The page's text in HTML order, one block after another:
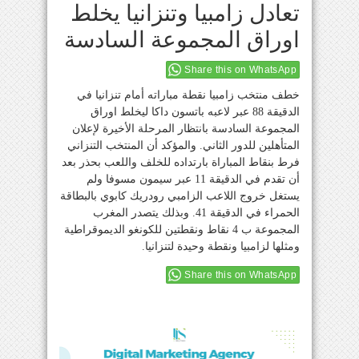
تعادل زامبيا وتنزانيا يخلط
اوراق المجموعة السادسة
Share this on WhatsApp
خطف منتخب زامبيا نقطة مباراته أمام تنزانيا في
الدقيقة 88 عبر لاعبه باتسون داكا ليخلط اوراق
المجموعة السادسة بانتظار المرحلة الأخيرة لإعلان
المتأهلين للدور الثاني. والمؤكد أن المنتخب التنزاني
فرط بنقاط المباراة بارتداده للخلف واللعب بحذر بعد
أن تقدم في الدقيقة 11 عبر سيمون مسوفا ولم
يستغل خروج اللاعب الزامبي رودريك كابوي بالبطاقة
الحمراء في الدقيقة 41. وبذلك يتصدر المغرب
المجموعة ب 4 نقاط ونقطتين للكونغو الديموقراطية
ومثلها لزامبيا ونقطة وحيدة لتنزانيا.
Share this on WhatsApp